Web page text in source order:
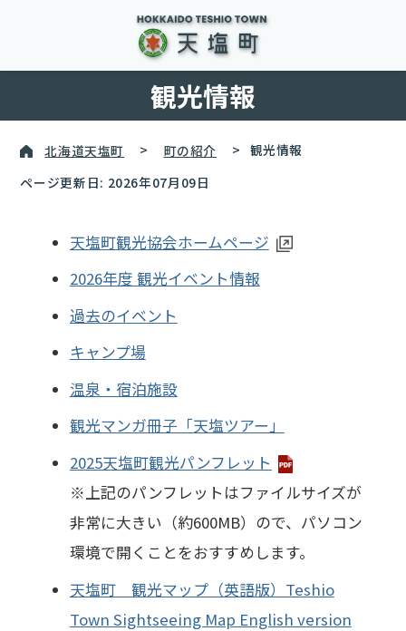
観光情報
北海道天塩町 > 町の紹介 > 観光情報
ページ更新日: 2026年07月09日
天塩町観光協会ホームページ
2026年度 観光イベント情報
過去のイベント
キャンプ場
温泉・宿泊施設
観光マンガ冊子「天塩ツアー」
2025天塩町観光パンフレット
※上記のパンフレットはファイルサイズが
非常に大きい（約600MB）ので、パソコン
環境で開くことをおすすめします。
天塩町 観光マップ（英語版）Teshio
Town Sightseeing Map English version